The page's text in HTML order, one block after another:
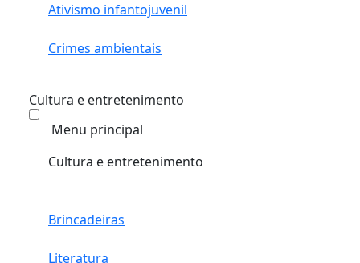
Ativismo infantojuvenil
Crimes ambientais
Cultura e entretenimento
Menu principal
Cultura e entretenimento
Brincadeiras
Literatura